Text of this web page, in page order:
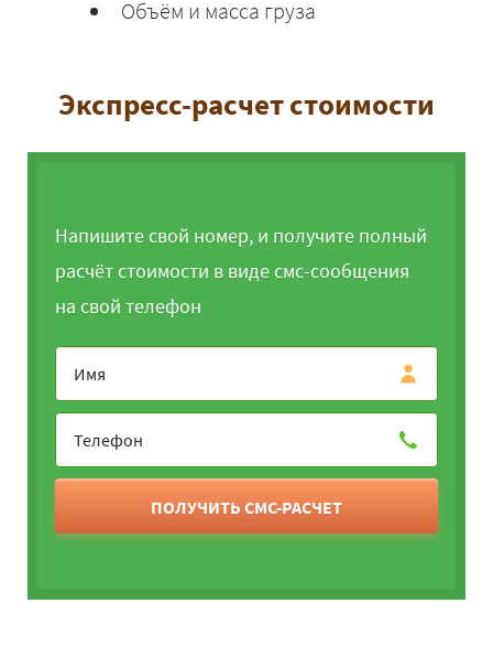
Объём и масса груза
Экспресс-расчет стоимости
Напишите свой номер, и получите полный
расчёт стоимости в виде смс-сообщения
на свой телефон
ПОЛУЧИТЬ СМС-РАСЧЕТ